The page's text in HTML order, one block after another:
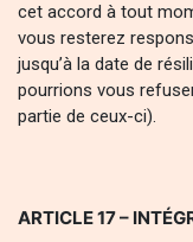
cet accord à tout
vous resterez
jusqu’à la date de
pourrions vous
partie de ceux-ci).
ARTICLE 17 –